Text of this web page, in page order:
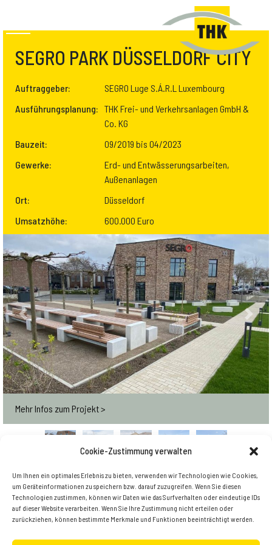
Cookie-Zustimmung verwalten
Um Ihnen ein optimales Erlebnis zu bieten, verwenden wir Technologien wie Cookies,
um Geräteinformationen zu speichern bzw. darauf zuzugreifen. Wenn Sie diesen
Technologien zustimmen, können wir Daten wie das Surfverhalten oder eindeutige IDs
auf dieser Website verarbeiten. Wenn Sie Ihre Zustimmung nicht erteilen oder
zurückziehen, können bestimmte Merkmale und Funktionen beeinträchtigt werden.
SEGRO PARK DÜSSELDORF CITY
Auftraggeber:
SEGRO Luge S.Á.R.L Luxembourg
Ausführungsplanung: THK Frei- und Verkehrsanlagen GmbH &
Co. KG
Bauzeit:
09/2019 bis 04/2023
Gewerke:
Erd- und Entwässerungsarbeiten,
Außenanlagen
Ort:
Düsseldorf
Umsatzhöhe:
600.000 Euro
Previous Next
Mehr Infos zum Projekt >
Zurück zur Übersicht